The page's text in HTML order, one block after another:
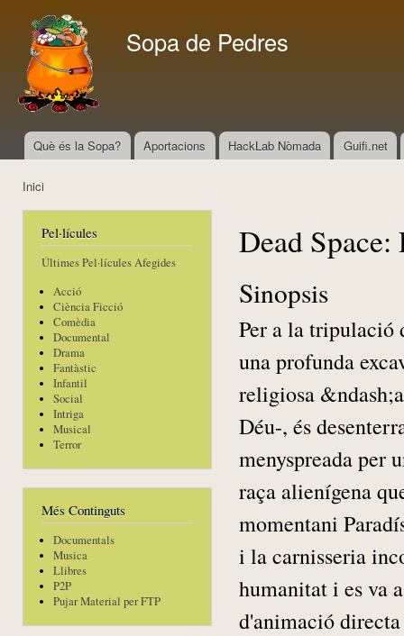
Sopa de Pedres
Menú principal
Què és la Sopa? Aportacions HackLab Nòmada Guifi.net
Inici
Pel·lícules
Últimes Pel·lícules Afegides
Acció
Ciència Ficció
Comèdia
Documental
Drama
Fantàstic
Infantil
Social
Intriga
Musical
Terror
Més Continguts
Documentals
Musica
Llibres
P2P
Pujar Material per FTP
Dead
Sinopsis
Per a la tripulació
una profunda
religiosa
Déu-, és
menyspreada per
raça alienígena
momentani
i la carnisseria
humanitat i es va
d'animació